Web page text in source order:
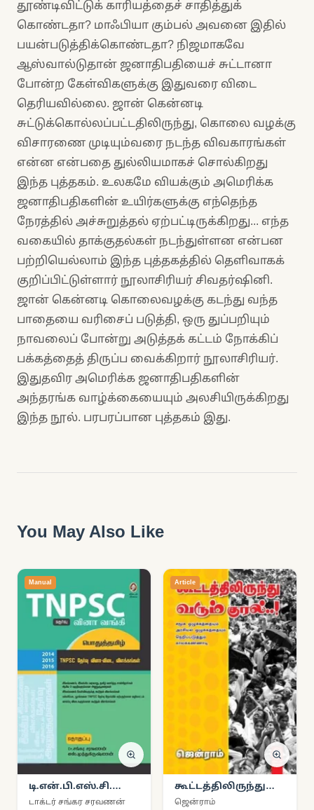
தூண்டிவிட்டுக் காரியத்தைச் சாதித்துக்
கொண்டதா? மாஃபியா கும்பல் அவனை இதில்
பயன்படுத்திக்கொண்டதா? நிஜமாகவே
ஆஸ்வால்டுதான் ஜனாதிபதியைச் சுட்டானா
போன்ற கேள்விகளுக்கு இதுவரை விடை
தெரியவில்லை. ஜான் கென்னடி
சுட்டுக்கொல்லப்பட்டதிலிருந்து, கொலை வழக்கு
விசாரணை முடியும்வரை நடந்த விவகாரங்கள்
என்ன என்பதை துல்லியமாகச் சொல்கிறது
இந்த புத்தகம். உலகமே வியக்கும் அமெரிக்க
ஜனாதிபதிகளின் உயிர்களுக்கு எந்தெந்த
நேரத்தில் அச்சுறுத்தல் ஏற்பட்டிருக்கிறது... எந்த
வகையில் தாக்குதல்கள் நடந்துள்ளன என்பன
பற்றியெல்லாம் இந்த புத்தகத்தில் தெளிவாகக்
குறிப்பிட்டுள்ளார் நூலாசிரியர் சிவதர்ஷினி.
ஜான் கென்னடி கொலைவழக்கு கடந்து வந்த
பாதையை வரிசைப் படுத்தி, ஒரு துப்பறியும்
நாவலைப் போன்று அடுத்தக் கட்டம் நோக்கிப்
பக்கத்தைத் திருப்ப வைக்கிறார் நூலாசிரியர்.
இதுதவிர அமெரிக்க ஜனாதிபதிகளின்
அந்தரங்க வாழ்க்கையையும் அலசியிருக்கிறது
இந்த நூல். பரபரப்பான புத்தகம் இது.
You May Also Like
Manual
டி.என்.பி.எஸ்.சி.
வினா வங்கி –
டாக்டர் சங்கர சரவணன்
Article
கூட்டத்திலிருந்து
வரும் குரல்..!
ஜென்ராம்